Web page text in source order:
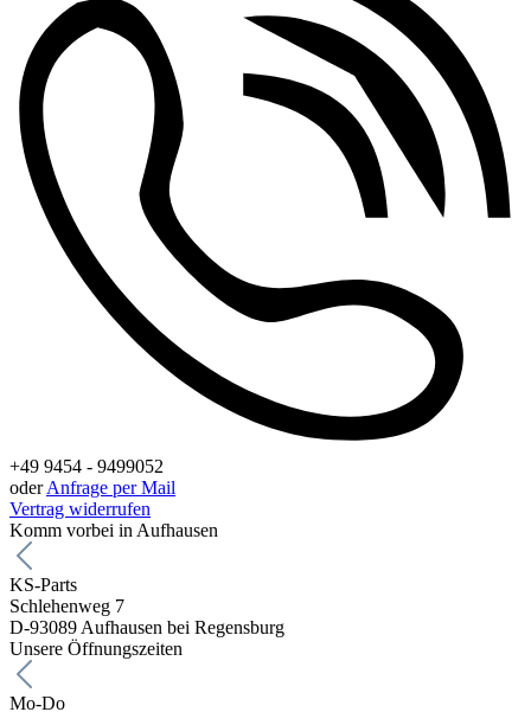
+49 9454 - 9499052
oderAnfrage per Mail
Vertrag widerrufen
Komm vorbei in Aufhausen
KS-Parts
Schlehenweg 7
D-93089 Aufhausen bei Regensburg
Unsere Öffnungszeiten
Mo-Do